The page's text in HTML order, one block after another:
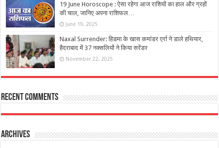
19 June Horoscope : ऐसा रहेगा आज राशियों का हाल और ग्रहों
की चाल, जानिए अपना राशिफल…
June 19, 2025
Naxal Surrender: हिडमा के खास कमांडर एर्रा ने डाले हथियार,
हैदराबाद में 37 नक्सलियों ने किया सरेंडर
November 22, 2025
Recent Comments
Archives